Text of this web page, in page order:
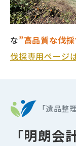
な”高品質な伐
伐採専用ページ
「遺品整
「明朗会